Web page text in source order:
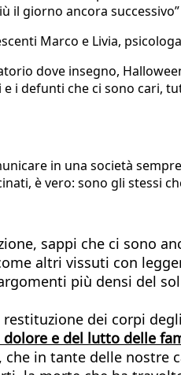
il giorno ancora successivo”
Marco e Livia, psicologa
dove insegno,
e i defunti che ci sono cari,
in una società
è vero: sono gli stessi
sappi che ci sono
altri vissuti con
più densi del
dei corpi
dolore e del lutto delle
che in tante delle